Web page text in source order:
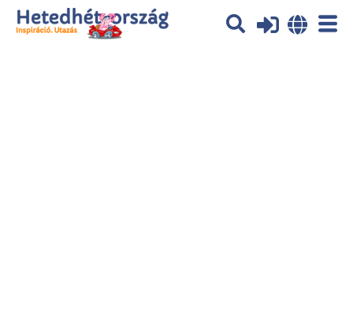
Az oldal sütiket (cookies) használ. További tájékoztatás itt:
tájékoztató